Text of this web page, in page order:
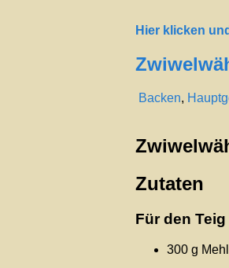
Hier klicken
Backen,
Zutaten
Für den Teig
300 g Mehl